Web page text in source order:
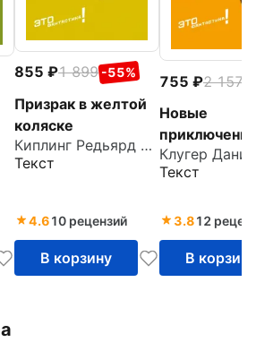
855 1 899 -55%
Призрак в желтой
коляске
Киплинг Редьярд Джозеф
Текст
4.610 рецензий
В корзину
755 2 157
Новые
приключения
Гулливера
Клугер
Текст
3.812
В корзину